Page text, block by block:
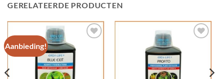
GERELATEERDE PRODUCTEN
Aanbieding!